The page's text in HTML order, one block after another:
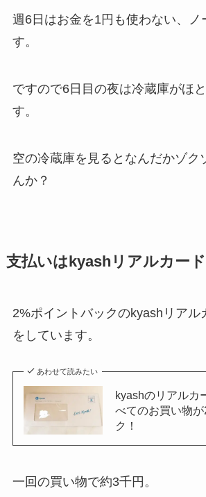
週6日はお金を1円も使わない、ノ
す。
ですので6日目の夜は冷蔵庫がほ
す。
空の冷蔵庫を見るとなんだかゾク
んか？
支払いはkyashリアルカー
2%ポイントバックのkyashリアル
をしています。
あわせて読みたい
kyashのリアルカ
べてのお買い物
ク！
一回の買い物で約3千円。